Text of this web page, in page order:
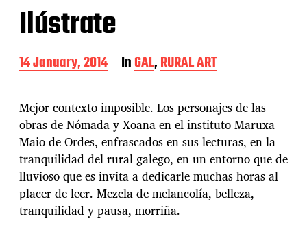
Ilústrate
P
o
t
d
a
t
e
14 January, 2014 InGAL,RURAL ART
Mejor contexto imposible. Los personajes de las
obras de Nómada y Xoana en el instituto Maruxa
Maio de Ordes, enfrascados en sus lecturas, en la
tranquilidad del rural galego, en un entorno que de
lluvioso que es invita a dedicarle muchas horas al
placer de leer. Mezcla de melancolía, belleza,
tranquilidad y pausa, morriña.